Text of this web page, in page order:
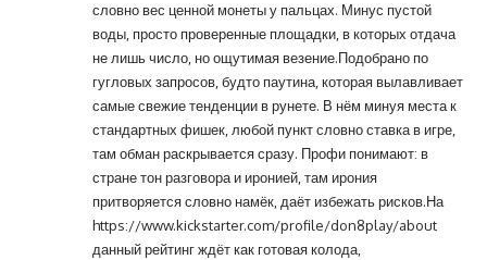
словно вес ценной монеты у пальцах. Минус пустой
воды, просто проверенные площадки, в которых отдача
не лишь число, но ощутимая везение.Подобрано по
гугловых запросов, будто паутина, которая вылавливает
самые свежие тенденции в рунете. В нём минуя места к
стандартных фишек, любой пункт словно ставка в игре,
там обман раскрывается сразу. Профи понимают: в
стране тон разговора и иронией, там ирония
притворяется словно намёк, даёт избежать рисков.На
https://www.kickstarter.com/profile/don8play/about
данный рейтинг ждёт как готовая колода,